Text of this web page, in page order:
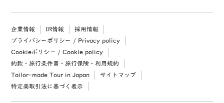
企業情報 IR情報
採用情報
プライバシーポリシー / Privacy policy
Cookieポリシー / Cookie policy
約款・旅行条件書・旅行保険・利用規約
Tailor-made Tour in Japan
サイトマップ
特定商取引法に基づく表示